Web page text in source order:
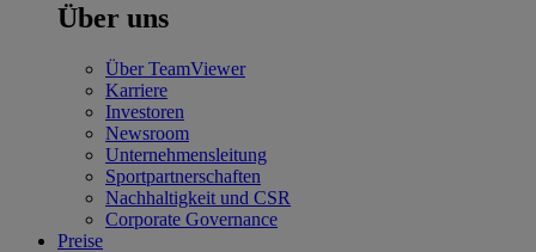
Über uns
Über TeamViewer
Karriere
Investoren
Newsroom
Unternehmensleitung
Sportpartnerschaften
Nachhaltigkeit und CSR
Corporate Governance
Preise